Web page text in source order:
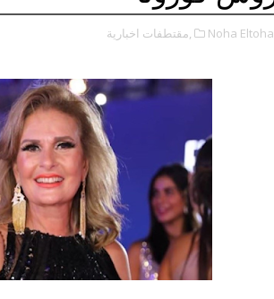
Noha ,مقتطفات اخبارية